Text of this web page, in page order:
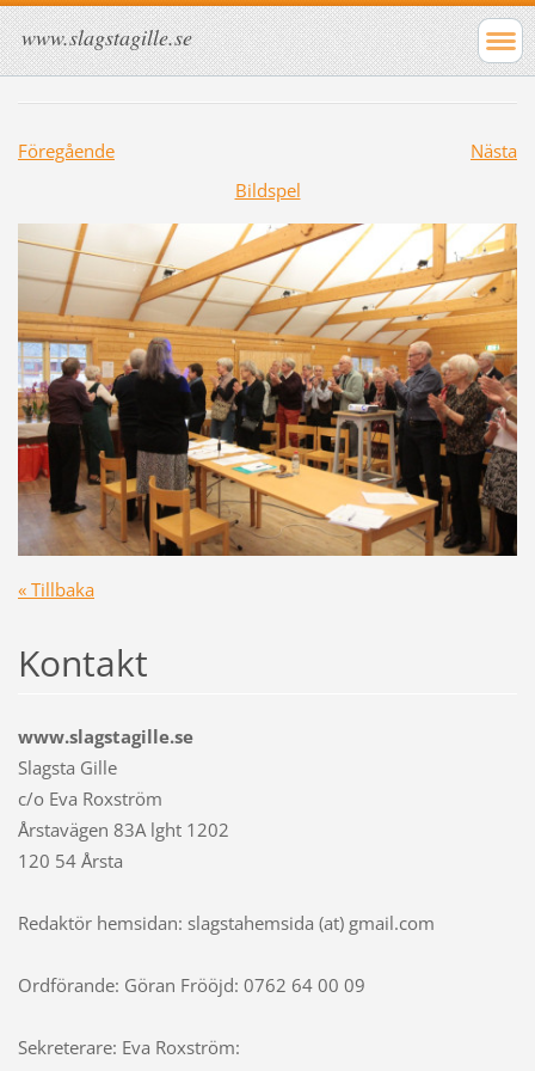
www.slagstagille.se
Föregående
Nästa
Bildspel
« Tillbaka
Kontakt
www.slagstagille.se
Slagsta Gille
c/o Eva Roxström
Årstavägen 83A lght 1202
120 54 Årsta
Redaktör hemsidan: slagstahemsida (at) gmail.com
Ordförande: Göran Frööjd: 0762 64 00 09
Sekreterare: Eva Roxström: